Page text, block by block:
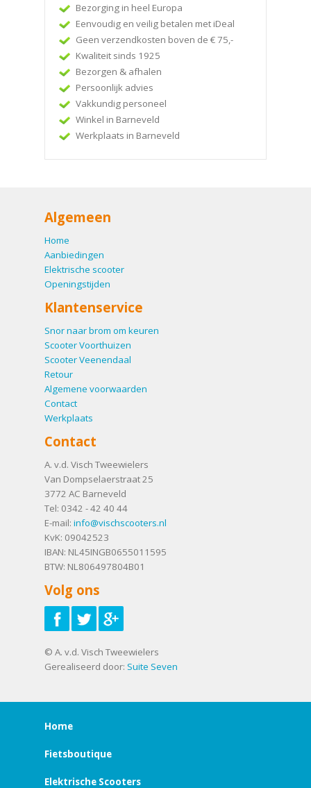
Bezorging in heel Europa
Eenvoudig en veilig betalen met iDeal
Geen verzendkosten boven de € 75,-
Kwaliteit sinds 1925
Bezorgen & afhalen
Persoonlijk advies
Vakkundig personeel
Winkel in Barneveld
Werkplaats in Barneveld
Algemeen
Home
Aanbiedingen
Elektrische scooter
Openingstijden
Klantenservice
Snor naar brom om keuren
Scooter Voorthuizen
Scooter Veenendaal
Retour
Algemene voorwaarden
Contact
Werkplaats
Contact
A. v.d. Visch Tweewielers
Van Dompselaerstraat 25
3772 AC Barneveld
Tel: 0342 - 42 40 44
E-mail: info@vischscooters.nl
KvK: 09042523
IBAN: NL45INGB0655011595
BTW: NL806497804B01
Volg ons
© A. v.d. Visch Tweewielers
Gerealiseerd door: Suite Seven
Home
Fietsboutique
Elektrische Scooters